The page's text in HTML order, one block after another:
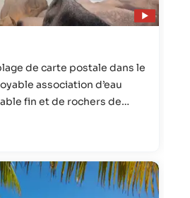
de carte postale dans le
association d’eau
fin et de rochers de
Il n’est pas
au monde.